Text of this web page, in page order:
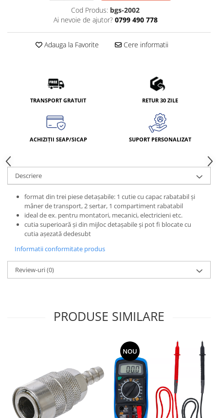
Cod Produs: bgs-2002
Ai nevoie de ajutor? 0799 490 778
Adauga la Favorite Cere informatii
TRANSPORT GRATUIT RETUR 30 ZILE
ACHIZIȚII SEAP/SICAP SUPORT PERSONALIZAT
Descriere
format din trei piese detaşabile: 1 cutie cu capac rabatabil şi
mâner de transport, 2 sertar, 1 compartiment rabatabil
ideal de ex. pentru montatori, mecanici, electricieni etc.
cutia superioară şi din mijloc detaşabile şi pot fi blocate cu
cutia aşezată dedesubt
Informatii conformitate produs
Review-uri(0)
PRODUSE SIMILARE
NOU